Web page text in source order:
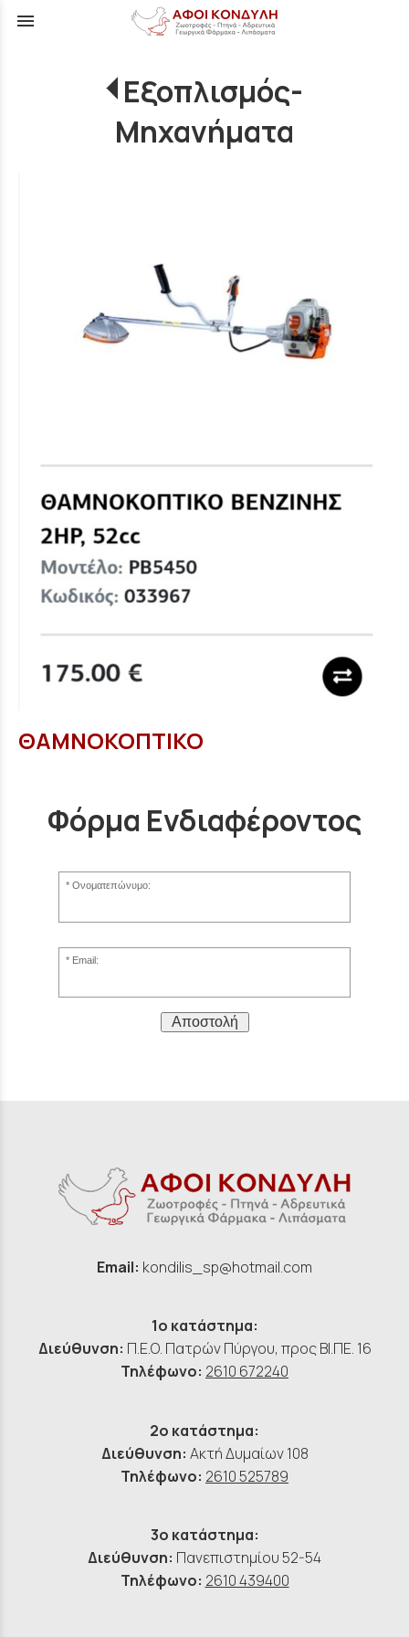
menu
Εξοπλισμός-
Μηχανήματα
ΘΑΜΝΟΚΟΠΤΙΚΟ
Φόρμα Ενδιαφέροντος
Ονοματεπώνυμο:
Email:
Αποστολή
Email: kondilis_sp@hotmail.com
1ο κατάστημα:
Διεύθυνση: Π.Ε.Ο. Πατρών Πύργου, προς ΒΙ.ΠΕ. 16
Τηλέφωνο: 2610 672240
2ο κατάστημα:
Διεύθυνση: Ακτή Δυμαίων 108
Τηλέφωνο: 2610 525789
3ο κατάστημα:
Διεύθυνση: Πανεπιστημίου 52-54
Τηλέφωνο: 2610 439400